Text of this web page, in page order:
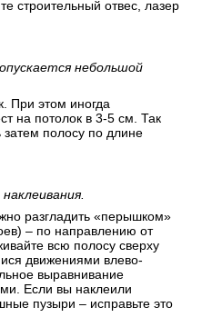
строительный отвес, лазер
небольшой
При этом иногда
на потолок в 3-5 см. Так
затем полосу по длине
разгладить «перышком»
– по направлению от
всю полосу сверху
движениями влево-
выравнивание
Если вы наклеили
пузыри – исправьте это